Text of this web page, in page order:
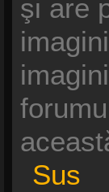
şi are
Sus